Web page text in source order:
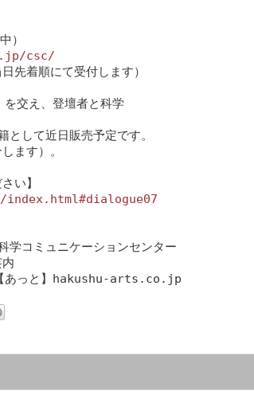
）
csc/
順にて受付します）
交え、登壇者と科学
して近日販売予定です。
ます）。
い】
コミュニケーションセンター